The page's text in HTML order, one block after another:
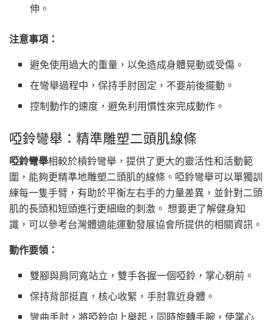
伸。
注意事項：
避免使用過大的重量，以免造成身體晃動或受傷。
在彎舉過程中，保持手肘固定，不要前後擺動。
控制動作的速度，避免利用慣性來完成動作。
啞鈴彎舉：精準雕塑二頭肌線條
啞鈴彎舉相較於槓鈴彎舉，提供了更大的靈活性和活動範
圍，能夠更精準地雕塑二頭肌的線條。啞鈴彎舉可以單獨訓
練每一隻手臂，有助於平衡左右手的力量差異，並針對二頭
肌的長頭和短頭進行更細緻的刺激。 想要更了解健身知
識，可以參考台灣體適能運動發展協會所提供的相關資訊。
動作要領：
雙腳與肩同寬站立，雙手各握一個啞鈴，掌心朝前。
保持背部挺直，核心收緊，手肘靠近身體。
彎曲手肘，將啞鈴向上舉起，同時旋轉手腕，使掌心